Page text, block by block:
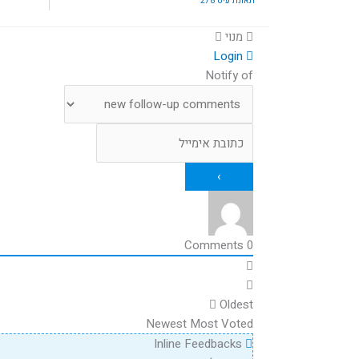
מנוי
Notify of
0
Oldest
Newest Most Voted